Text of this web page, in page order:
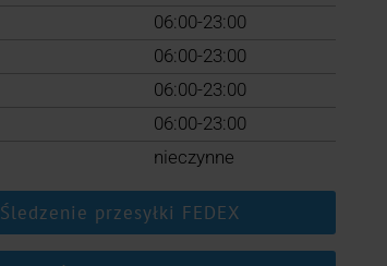
06:00-23:00
06:00-23:00
06:00-23:00
06:00-23:00
nieczynne
Śledzenie przesyłki FEDEX